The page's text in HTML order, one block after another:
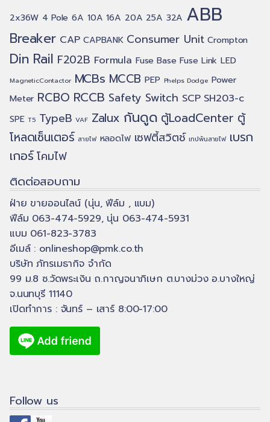
2x36W 4 Pole 6A 10A 16A 20A 25A 32A ABB
Breaker CAP CAPBANK Consumer Unit Crompton
Din Rail F202B Formula Fuse Base Fuse Link LED
MagneticContactor MCBs MCCB PEP Phelps Dodge Power
Meter RCBO RCCB Safety Switch SCP SH203-c
SPE T5 TypeB VAF Zalux กันดูด ตู้LoadCenter ตู้
โหลดเซ็นเตอร์ สายไฟ หลอดไฟ เซฟตี้สวิตช์ เทปพันสายไฟ เบรก
เกอร์ โคมไฟ
ติดต่อสอบถาม
ฝ่าย ขายออนไลน์ (นุ่น, ฟีล์ม , แบม)
ฟีล์ม 063-474-5929, นุ่น 063-474-5931
แบม 061-823-3783
อีเมล์ : onlineshop@pmk.co.th
บริษัท ภัทรเมธากิจ จำกัด
99 ม.8 ซ.วัดพระเงิน ถ.กาญจนาภิเษก ต.บางม่วง อ.บางใหญ่
จ.นนทบุรี 11140
เปิดทำการ : จันทร์ – เสาร์ 8:00-17:00
Follow us